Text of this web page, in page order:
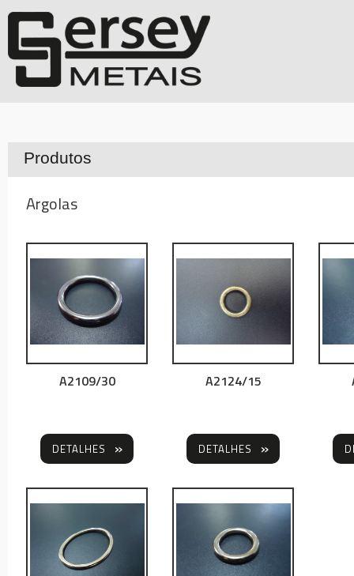
Produtos
Argolas
A2109/30
DETALHES
A2124/15
DETALHES